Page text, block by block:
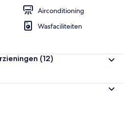
Airconditioning
Wasfaciliteiten
(12)